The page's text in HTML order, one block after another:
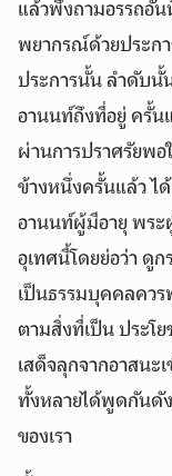
แล้วพึงถามอรรถอั
พยากรณ์ด้วยประกา
ประการนั้น ลำดับนั้
อานนท์ถึงที่อยู่ ครั้น
ผ่านการปราศรัยพ
ข้างหนึ่งครั้นแล้ว ไ
อานนท์ผู้มีอายุ พระ
อุเทศนี้โดยย่อว่า ดู
เป็นธรรมบุคคลคว
ตามสิ่งที่เป็น ประโ
เสด็จลุกจากอาสนะ
ทั้งหลายได้พูดกันดั
ของเรา